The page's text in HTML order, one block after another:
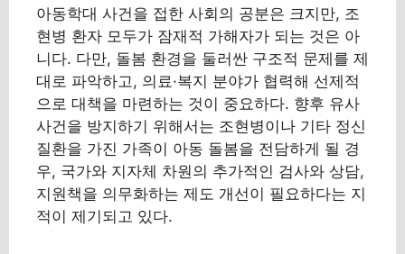
아동학대 사건을 접한 사회의 공분은 크지만, 조
현병 환자 모두가 잠재적 가해자가 되는 것은 아
니다. 다만, 돌봄 환경을 둘러싼 구조적 문제를 제
대로 파악하고, 의료·복지 분야가 협력해 선제적
으로 대책을 마련하는 것이 중요하다. 향후 유사
사건을 방지하기 위해서는 조현병이나 기타 정신
질환을 가진 가족이 아동 돌봄을 전담하게 될 경
우, 국가와 지자체 차원의 추가적인 검사와 상담,
지원책을 의무화하는 제도 개선이 필요하다는 지
적이 제기되고 있다.